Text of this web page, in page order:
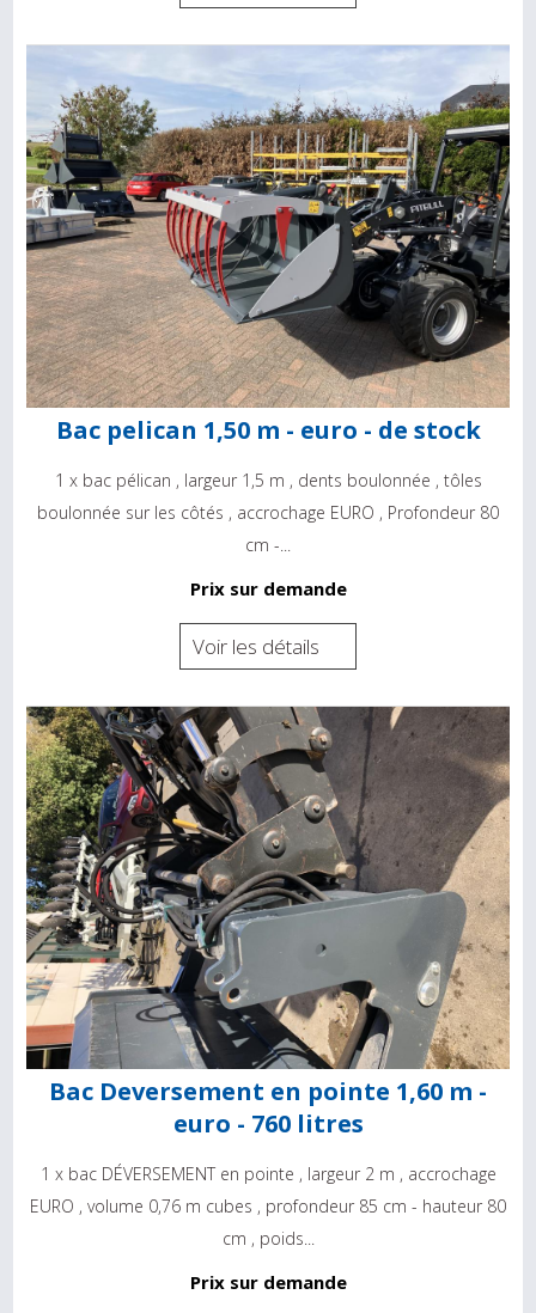
Bac pelican 1,50 m - euro - de stock
1 x bac pélican , largeur 1,5 m , dents boulonnée , tôles
boulonnée sur les côtés , accrochage EURO , Profondeur 80
cm -...
Prix sur demande
Voir les détails
Bac Deversement en pointe 1,60 m -
euro - 760 litres
1 x bac DÉVERSEMENT en pointe , largeur 2 m , accrochage
EURO , volume 0,76 m cubes , profondeur 85 cm - hauteur 80
cm , poids...
Prix sur demande